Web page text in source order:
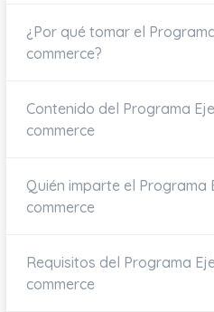
¿Por qué tomar el
commerce?
Contenido del Programa
commerce
Quién imparte el
commerce
Requisitos del Programa
commerce